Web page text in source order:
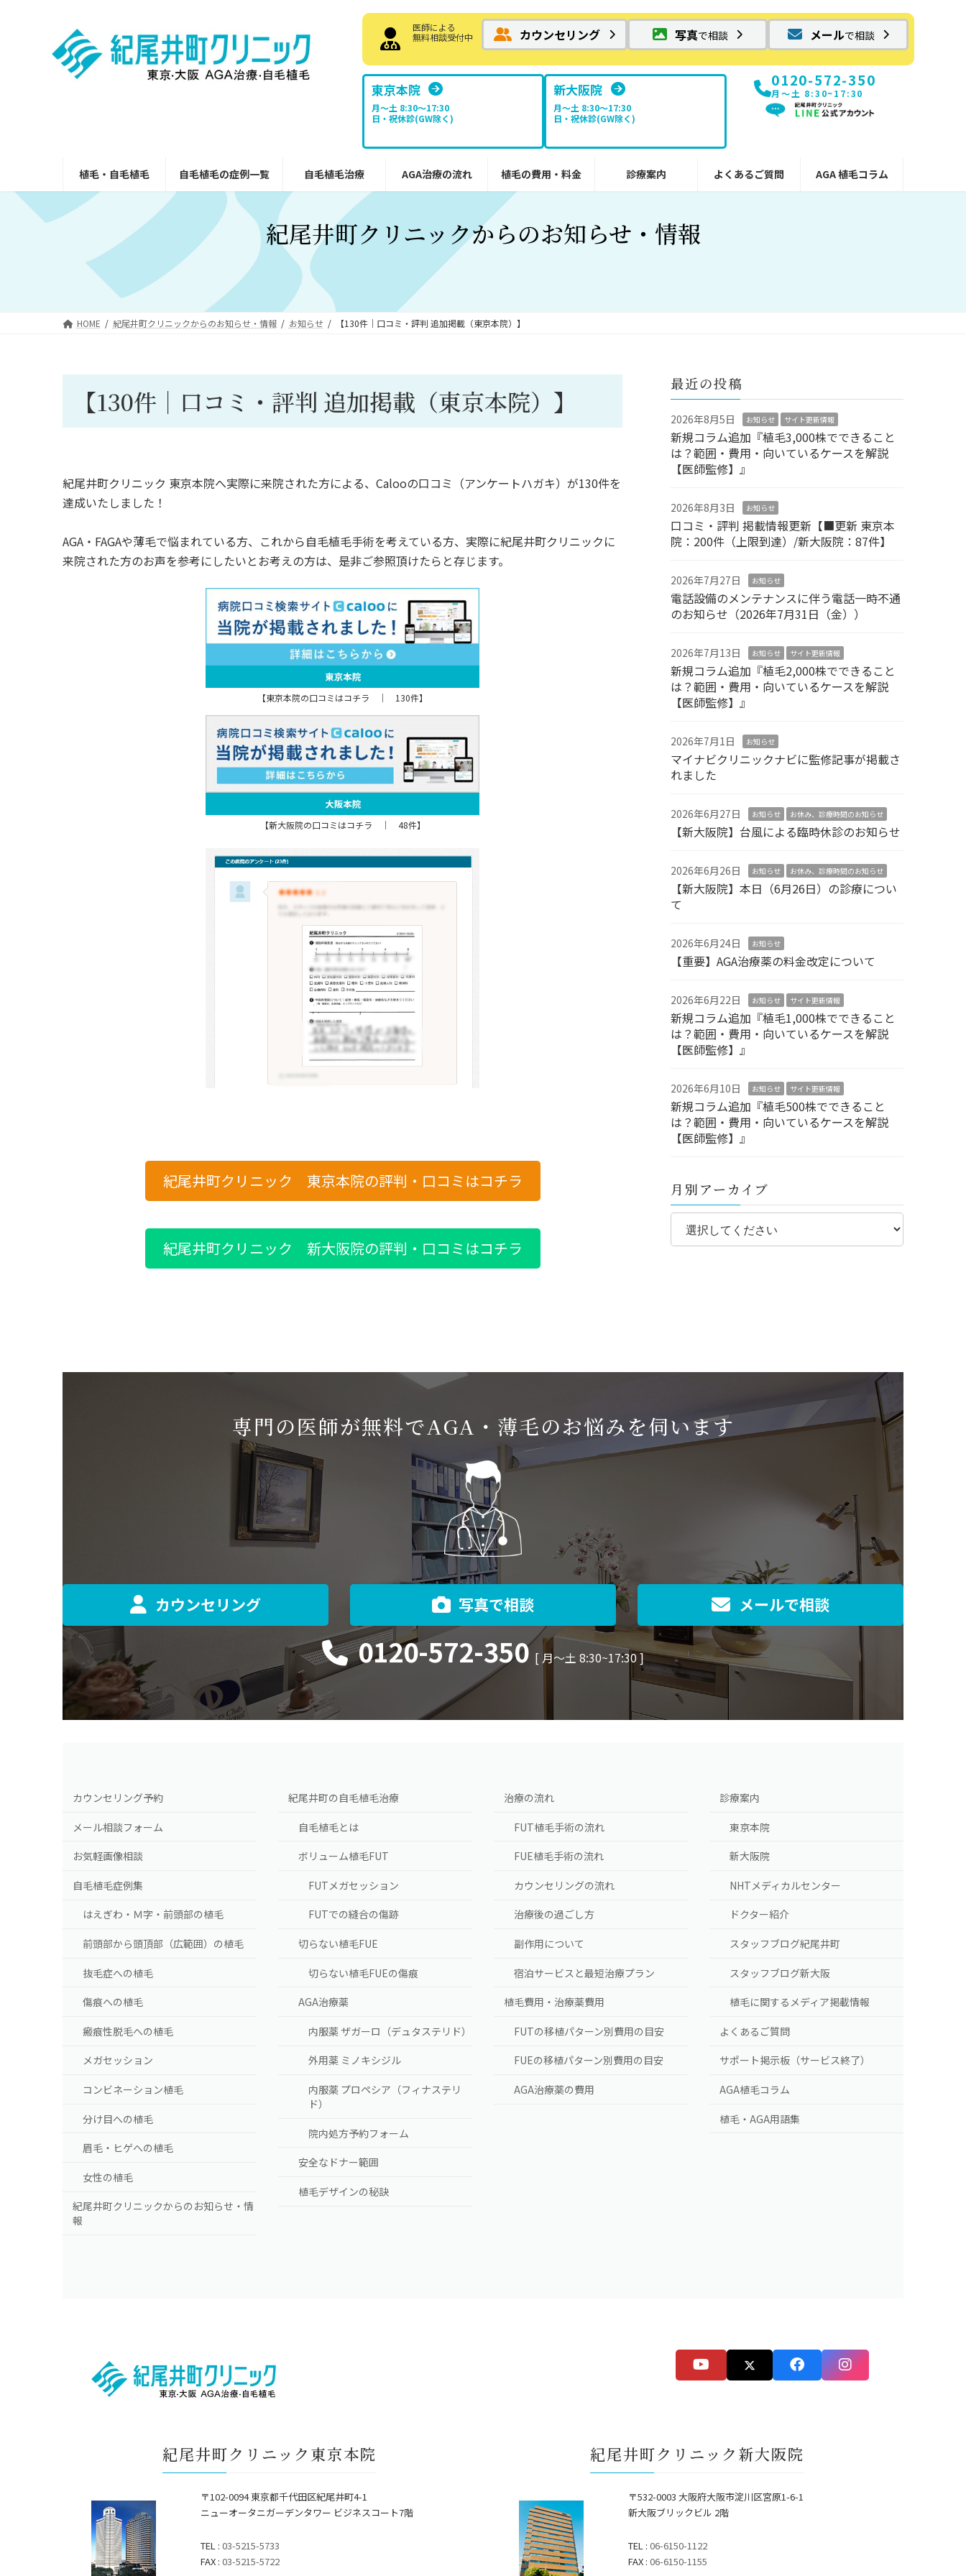
医師による
無料相談受付中
カウンセリング 写真で相談 メールで相談
東京本院
月～土 8:30〜17:30
日・祝休診(GW除く)
新大阪院
月～土 8:30〜17:30
日・祝休診(GW除く)
0120-572-350
月〜土 8:30~17:30
植毛・自毛植毛 自毛植毛の症例一覧 自毛植毛治療 AGA治療の流れ 植毛の費用・料金 診療案内 よくあるご質問 AGA 植毛コラム
紀尾井町クリニックからのお知らせ・情報
HOME 紀尾井町クリニックからのお知らせ・情報 お知らせ 【130件｜口コミ・評判 追加掲載（東京本院）】
【130件｜口コミ・評判 追加掲載（東京本院）】
紀尾井町クリニック 東京本院へ実際に来院された方による、Calooの口コミ（アンケートハガキ）が130件を
達成いたしました！
AGA・FAGAや薄毛で悩まれている方、これから自毛植毛手術を考えている方、実際に紀尾井町クリニックに
来院された方のお声を参考にしたいとお考えの方は、是非ご参照頂けたらと存じます。
【東京本院の口コミはコチラ ｜ 130件】
【新大阪院の口コミはコチラ ｜ 48件】
紀尾井町クリニック 東京本院の評判・口コミはコチラ
紀尾井町クリニック 新大阪院の評判・口コミはコチラ
最近の投稿
2026年8月5日 お知らせ サイト更新情報
新規コラム追加『植毛3,000株でできること
は？範囲・費用・向いているケースを解説
【医師監修】』
2026年8月3日 お知らせ
口コミ・評判 掲載情報更新【■更新 東京本
院：200件（上限到達）/新大阪院：87件】
2026年7月27日 お知らせ
電話設備のメンテナンスに伴う電話一時不通
のお知らせ（2026年7月31日（金））
2026年7月13日 お知らせ サイト更新情報
新規コラム追加『植毛2,000株でできること
は？範囲・費用・向いているケースを解説
【医師監修】』
2026年7月1日 お知らせ
マイナビクリニックナビに監修記事が掲載さ
れました
2026年6月27日 お知らせ お休み、診療時間のお知らせ
【新大阪院】台風による臨時休診のお知らせ
2026年6月26日 お知らせ お休み、診療時間のお知らせ
【新大阪院】本日（6月26日）の診療につい
て
2026年6月24日 お知らせ
【重要】AGA治療薬の料金改定について
2026年6月22日 お知らせ サイト更新情報
新規コラム追加『植毛1,000株でできること
は？範囲・費用・向いているケースを解説
【医師監修】』
2026年6月10日 お知らせ サイト更新情報
新規コラム追加『植毛500株でできること
は？範囲・費用・向いているケースを解説
【医師監修】』
月別アーカイブ
専門の医師が無料でAGA・薄毛のお悩みを伺います
カウンセリング 写真で相談 メールで相談
0120-572-350 [ 月〜土 8:30~17:30 ]
カウンセリング予約
メール相談フォーム
お気軽画像相談
自毛植毛症例集
はえぎわ・Ｍ字・前頭部の植毛
前頭部から頭頂部（広範囲）の植毛
抜毛症への植毛
傷痕への植毛
瘢痕性脱毛への植毛
メガセッション
コンビネーション植毛
分け目への植毛
眉毛・ヒゲへの植毛
女性の植毛
紀尾井町クリニックからのお知らせ・情
報
紀尾井町の自毛植毛治療
自毛植毛とは
ボリューム植毛FUT
FUTメガセッション
FUTでの縫合の傷跡
切らない植毛FUE
切らない植毛FUEの傷痕
AGA治療薬
内服薬 ザガーロ（デュタステリド）
外用薬 ミノキシジル
内服薬 プロペシア（フィナステリ
ド）
院内処方予約フォーム
安全なドナー範囲
植毛デザインの秘訣
治療の流れ
FUT植毛手術の流れ
FUE植毛手術の流れ
カウンセリングの流れ
治療後の過ごし方
副作用について
宿泊サービスと最短治療プラン
植毛費用・治療薬費用
FUTの移植パターン別費用の目安
FUEの移植パターン別費用の目安
AGA治療薬の費用
診療案内
東京本院
新大阪院
NHTメディカルセンター
ドクター紹介
スタッフブログ紀尾井町
スタッフブログ新大阪
植毛に関するメディア掲載情報
よくあるご質問
サポート掲示板（サービス終了）
AGA植毛コラム
植毛・AGA用語集
紀尾井町クリニック東京本院
〒102-0094 東京都千代田区紀尾井町4-1
ニューオータニガーデンタワー ビジネスコート7階
TEL : 03-5215-5733
FAX : 03-5215-5722
紀尾井町クリニック新大阪院
〒532-0003 大阪府大阪市淀川区宮原1-6-1
新大阪ブリックビル 2階
TEL : 06-6150-1122
FAX : 06-6150-1155